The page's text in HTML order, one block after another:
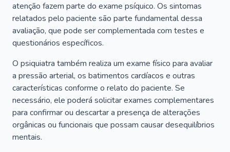
atenção fazem parte do exame psíquico. Os sintomas
relatados pelo paciente são parte fundamental dessa
avaliação, que pode ser complementada com testes e
questionários específicos.
O psiquiatra também realiza um exame físico para avaliar
a pressão arterial, os batimentos cardíacos e outras
características conforme o relato do paciente. Se
necessário, ele poderá solicitar exames complementares
para confirmar ou descartar a presença de alterações
orgânicas ou funcionais que possam causar desequilíbrios
mentais.